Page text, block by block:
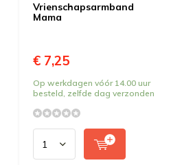
Vrienschapsarmband
Mama
€ 7,25
Op werkdagen vóór 14.00 uur
besteld, zelfde dag verzonden